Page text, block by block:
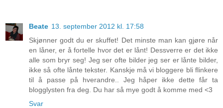
Beate 13. september 2012 kl. 17:58
Skjønner godt du er skuffet! Det minste man kan gjøre når
en låner, er å fortelle hvor det er lånt! Dessverre er det ikke
alle som bryr seg! Jeg ser ofte bilder jeg ser er lånte bilder,
ikke så ofte lånte tekster. Kanskje må vi bloggere bli flinkere
til å passe på hverandre.. Jeg håper ikke dette får ta
blogglysten fra deg. Du har så mye godt å komme med <3
Svar